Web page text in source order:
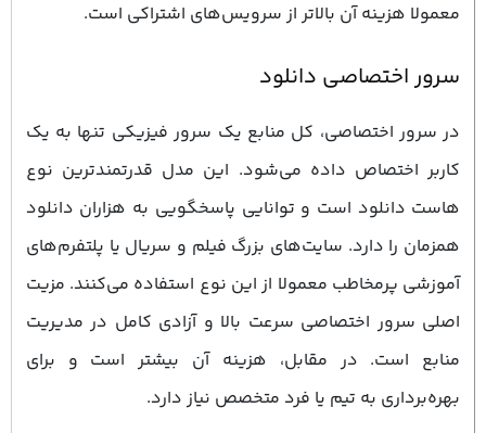
معمولا هزینه آن بالاتر از سرویس‌های اشتراکی است.
سرور اختصاصی دانلود
در سرور اختصاصی، کل منابع یک سرور فیزیکی تنها به یک
کاربر اختصاص داده می‌شود. این مدل قدرتمندترین نوع
هاست دانلود است و توانایی پاسخگویی به هزاران دانلود
همزمان را دارد. سایت‌های بزرگ فیلم و سریال یا پلتفرم‌های
آموزشی پرمخاطب معمولا از این نوع استفاده می‌کنند. مزیت
اصلی سرور اختصاصی سرعت بالا و آزادی کامل در مدیریت
منابع است. در مقابل، هزینه آن بیشتر است و برای
بهره‌برداری به تیم یا فرد متخصص نیاز دارد.